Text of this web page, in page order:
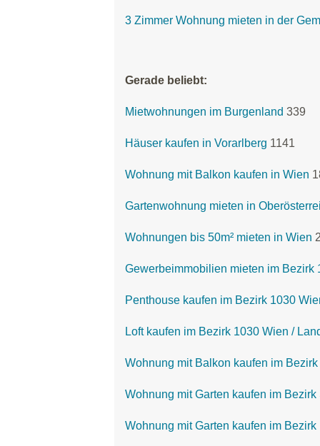
3 Zimmer Wohnung mieten in der
Gerade beliebt:
Mietwohnungen im Burgenland 339
Häuser kaufen in Vorarlberg 1141
Wohnung mit Balkon kaufen in Wien
Gartenwohnung mieten in
Wohnungen bis 50m² mieten in Wien
Gewerbeimmobilien mieten im Bezirk
Penthouse kaufen im Bezirk 1030
Loft kaufen im Bezirk 1030 Wien /
Wohnung mit Balkon kaufen im
Wohnung mit Garten kaufen im
Wohnung mit Garten kaufen im